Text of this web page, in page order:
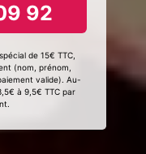
92
de 15€ TTC,
(nom, prénom,
valide). Au-
à 9,5€ TTC par